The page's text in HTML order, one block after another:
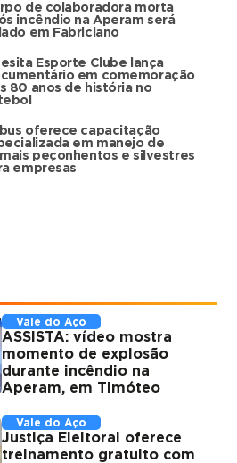
de colaboradora morta
incêndio na Aperam será
em Fabriciano
Esporte Clube lança
em comemoração
80 anos de história no
oferece capacitação
em manejo de
peçonhentos e silvestres
empresas
Vale do Aço
ASSISTA: vídeo mostra
momento de explosão
durante incêndio na
Aperam, em Timóteo
Vale do Aço
Justiça Eleitoral oferece
treinamento gratuito com